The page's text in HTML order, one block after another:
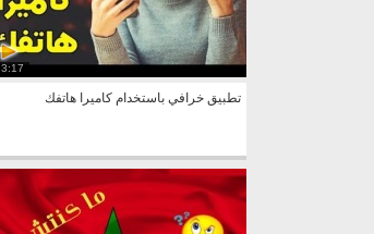
3:17
تطبيق خرافي باستخدام كاميرا هاتفك